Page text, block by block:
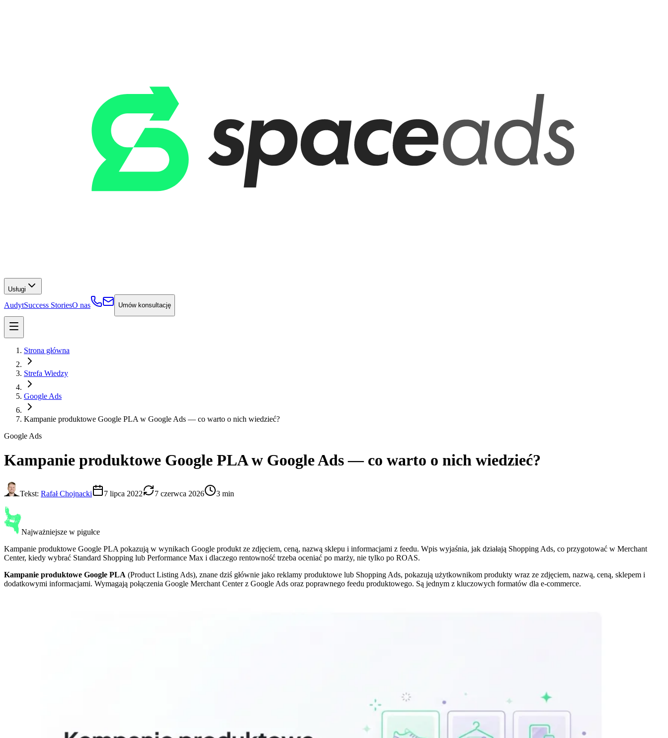
Usługi
AudytSuccess StoriesO nas Umów konsultację
Strona główna
Strefa Wiedzy
Google Ads
Kampanie produktowe Google PLA w Google Ads — co warto o nich wiedzieć?
Google Ads
Kampanie produktowe Google PLAw Google Ads — co warto o nich wiedzieć?
Tekst: Rafał Chojnacki 7 lipca 2022 7 czerwca 2026 3 min
Najważniejsze w pigułce
Kampanie produktowe Google PLA pokazują w wynikach Google produkt ze zdjęciem, ceną, nazwą sklepu i informacjami z feedu. Wpis wyjaśnia, jak działają Shopping Ads, co przygotować w Merchant
Center, kiedy wybrać Standard Shopping lub Performance Max i dlaczego rentowność trzeba oceniać po marży, nie tylko po ROAS.
Kampanie produktowe Google PLA (Product Listing Ads), znane dziś głównie jako reklamy produktowe lub Shopping Ads, pokazują użytkownikom produkty wraz ze zdjęciem, nazwą, ceną, sklepem i
dodatkowymi informacjami. Wymagają połączenia Google Merchant Center z Google Ads oraz poprawnego feedu produktowego. Są jednym z kluczowych formatów dla e-commerce.